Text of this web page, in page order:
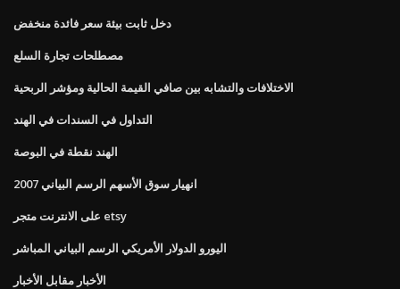
دخل ثابت بيئة سعر فائدة منخفض
مصطلحات تجارة السلع
الاختلافات والتشابه بين صافي القيمة الحالية ومؤشر الربحية
التداول في السندات في الهند
الهند نقطة في البوصة
2007 انهيار سوق الأسهم الرسم البياني
على الانترنت متجر etsy
اليورو الدولار الأمريكي الرسم البياني المباشر
الأخبار مقابل الأخبار